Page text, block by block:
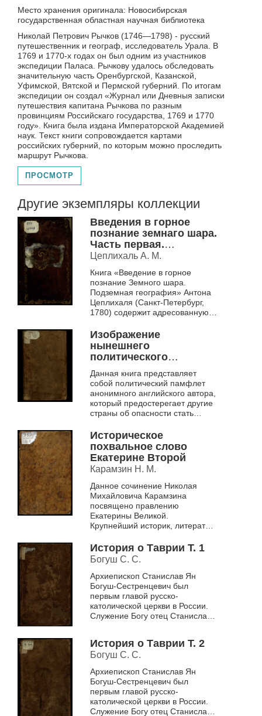
Место хранения оригинала: Новосибирская
государственная областная научная библиотека
Николай Петрович Рычков (1746—1798) - русский
путешественник и географ, исследователь Урала. В
1769 и 1770-х годах он был одним из участников
экспедиции Паласа. Рычкову удалось обследовать
значительную часть Оренбургской, Казанской,
Уфимской, Вятской и Пермской губерний. По итогам
экспедиции он создал «Журнал или Дневныя записки
путешествия капитана Рычкова по разным
провинциям Российскаго государства, 1769 и 1770
году». Книга была издана Императорской Академией
наук. Текст книги сопровождается картами
российских губерний, по которым можно проследить
маршрут Рычкова.
ПРОСМОТР
Другие экземпляры коллекции
Введения в горное
познание земнаго шара.
Часть первая.
Подземная география
Цеплихаль А. М.
Книга «Введение в горное
познание Земного шара.
Подземная география» Антона
Цеплихаля (Санкт-Петербург,
1780) содержит адресованную
надпись от Петра
Александровича Со...
Изображение
нынешнего
политического
положения Франции,
содержащее в себе
описание состояния
Французского
правительства, Армии,
Почетного легиона,
Суда, произведенного
над Моро, Пишегрю и
Жоржем, Коронации
Данная книга представляет
собой политический памфлет
анонимного английского автора,
который предостерегает другие
страны об опасности стать
Наполеона Бонапарта. На
момент написания...
Историческое
похвальное слово
Екатерине Второй
Карамзин Н. М.
Данное сочинение Николая
Михайловича Карамзина
посвящено правлению
Екатерины Великой.
Крупнейший историк, литератор,
Александровского царствия
останавливается на
положительных и
отрицательных...
История о Таврии Т. 1
Богуш С. С.
Архиепископ Станислав Ян
Богуш-Сестренцевич был
первым главой русско-
католической церкви в России.
Служение Богу отец Станислав
разнообразны – от медицины...
История о Таврии Т. 2
Богуш С. С.
Архиепископ Станислав Ян
Богуш-Сестренцевич был
первым главой русско-
католической церкви в России.
Служение Богу отец Станислав